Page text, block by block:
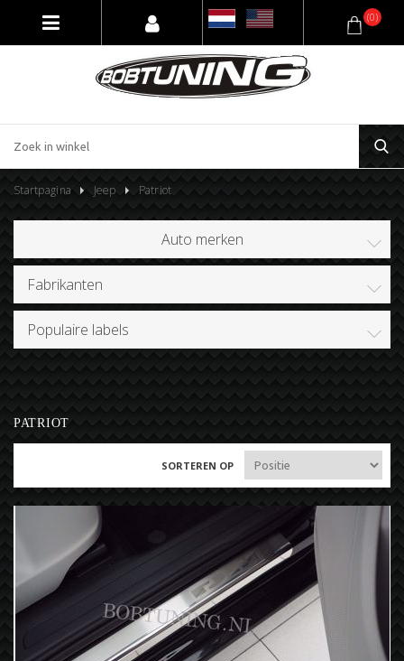
(0)
Startpagina Jeep Patriot
Auto merken
Fabrikanten
Populaire labels
PATRIOT
SORTEREN OP